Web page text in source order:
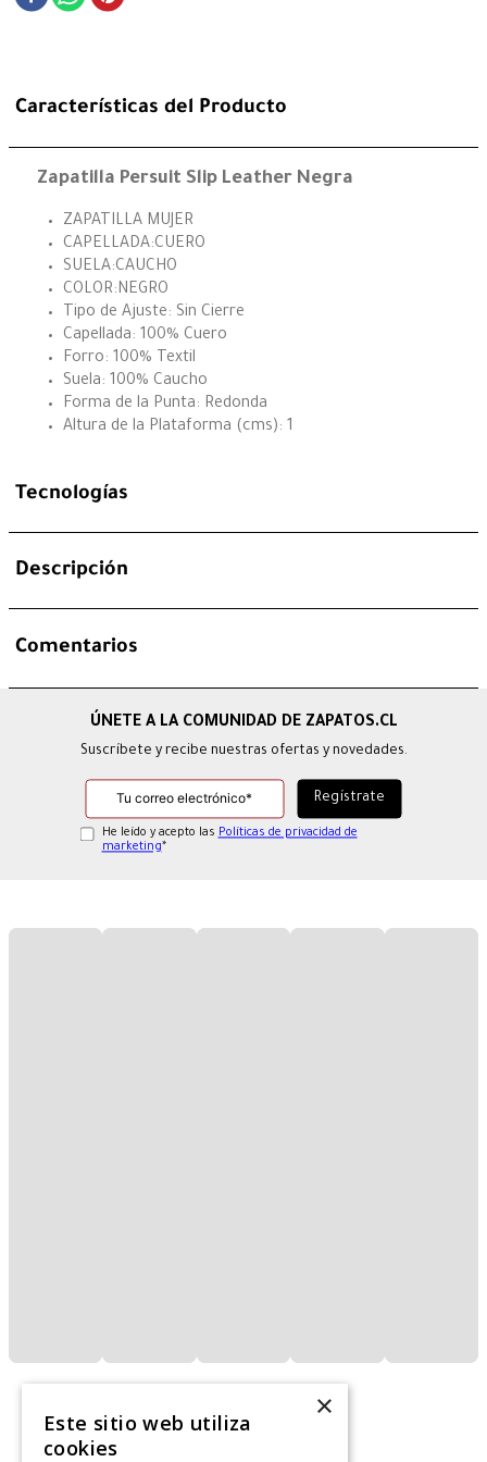
Características del Producto
Zapatilla Persuit Slip Leather Negra
ZAPATILLA MUJER
CAPELLADA:CUERO
SUELA:CAUCHO
COLOR:NEGRO
Tipo de Ajuste: Sin Cierre
Capellada: 100% Cuero
Forro: 100% Textil
Suela: 100% Caucho
Forma de la Punta: Redonda
Altura de la Plataforma (cms): 1
Tecnologías
Descripción
Comentarios
Suscríbete y recibe nuestras ofertas y novedades.
He leído y acepto las Políticas de privacidad de
marketing*
×
Este sitio web utiliza
cookies